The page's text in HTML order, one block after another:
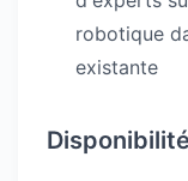
robotique
existante